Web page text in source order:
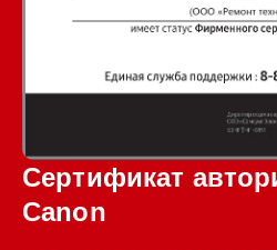
Сертификат
Canon